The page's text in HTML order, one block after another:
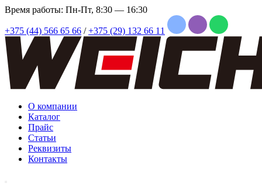
Время работы: Пн-Пт, 8:30 — 16:30
+375 (44) 566 65 66 / +375 (29) 132 66 11
О компании
Каталог
Прайс
Статьи
Реквизиты
Контакты